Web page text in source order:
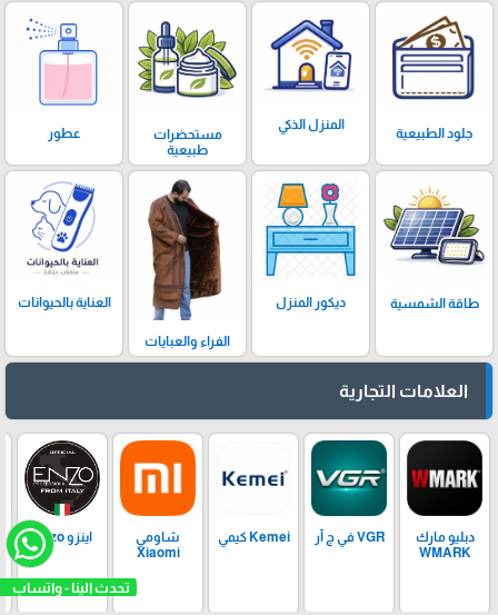
جلود الطبيعية
المنزل الذكي
مستحضرات
طبيعية
عطور
طاقة الشمسية ديكور المنزل
الفراء والعبايات
العناية بالحيوانات
العلامات التجارية
دبليو مارك
WMARK
VGR في ج آر Kemei كيمي
شاومي
Xiaomi
اينزو Enzo